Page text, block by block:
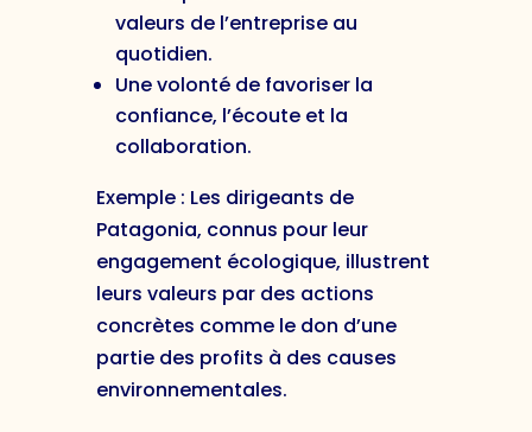
valeurs de l’entreprise au
quotidien.
Une volonté de favoriser la
confiance, l’écoute et la
collaboration.
Exemple : Les dirigeants de
Patagonia, connus pour leur
engagement écologique, illustrent
leurs valeurs par des actions
concrètes comme le don d’une
partie des profits à des causes
environnementales.